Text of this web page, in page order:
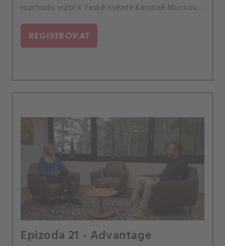
rozchodu vrátil k české hvězdě Karolíně Muchové.
REGISTROVAT
Epizoda 21 - Advantage